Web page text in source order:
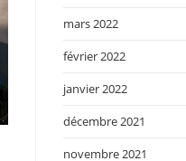
mars 2022
février 2022
janvier 2022
décembre 2021
novembre 2021